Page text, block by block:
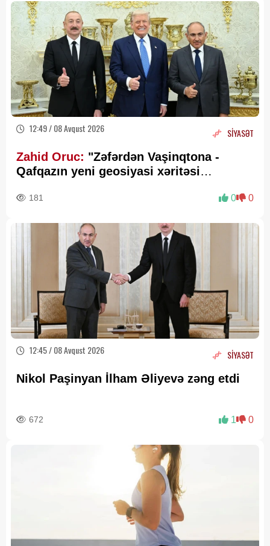
12:49 / 08 Avqust 2026 SİYASƏT
Zahid Oruc: "Zəfərdən Vaşinqtona -
Qafqazın yeni geosiyasi xəritəsi
181 0 0
12:45 / 08 Avqust 2026 SİYASƏT
Nikol Paşinyan İlham Əliyevə zəng etdi
672 1 0